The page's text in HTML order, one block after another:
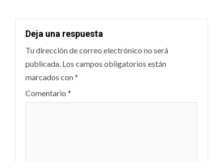
Deja una respuesta
Tu dirección de correo electrónico no será
publicada. Los campos obligatorios están
marcados con*
Comentario *